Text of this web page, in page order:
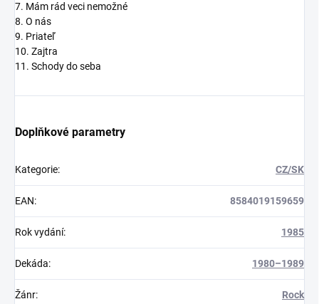
7. Mám rád veci nemožné
8. O nás
9. Priateľ
10. Zajtra
11. Schody do seba
Doplňkové parametry
Kategorie: CZ/SK
EAN: 8584019159659
Rok vydání: 1985
Dekáda: 1980–1989
Žánr: Rock